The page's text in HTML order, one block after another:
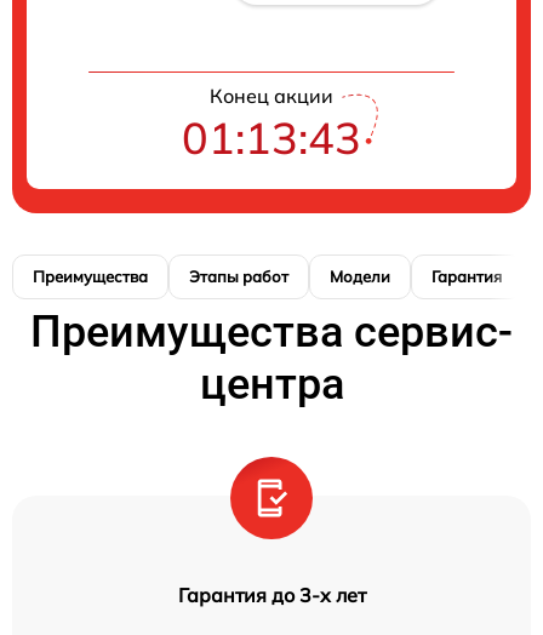
Конец акции
01:13:42
Преимущества Этапы работ Модели Гарантия
Преимущества сервис-
центра
Гарантия до 3-х лет